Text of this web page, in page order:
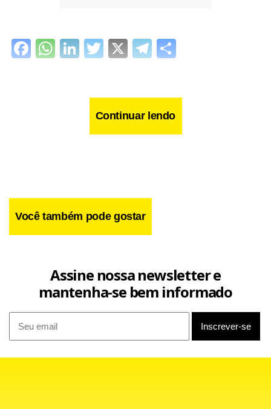
Facebook
WhatsApp
LinkedIn
Twitter
X Telegram
Continuar lendo
Você também pode gostar
Assine nossa newsletter e
mantenha-se bem informado